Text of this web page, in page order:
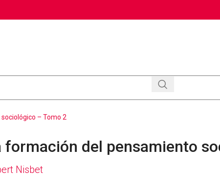
– Tomo 2
formación del pensamiento
Nisbet